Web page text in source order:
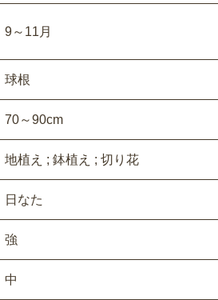
9～11月
球根
70～90cm
地植え ; 鉢植え ; 切り花
日なた
強
中